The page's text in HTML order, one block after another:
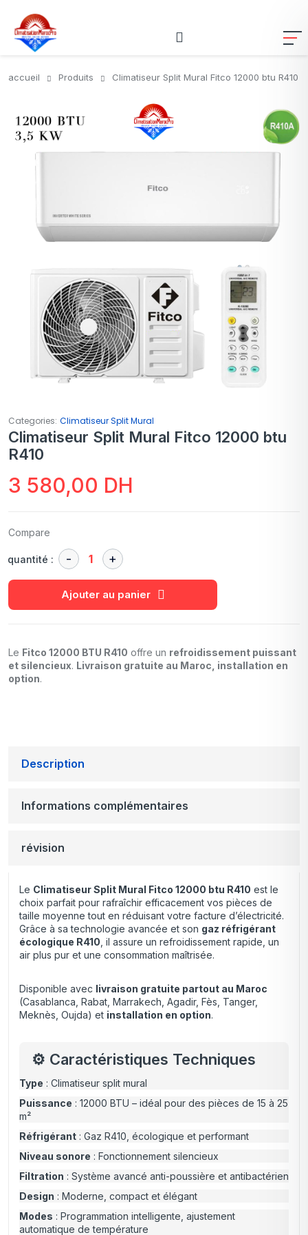
accueil Produits Climatiseur Split Mural Fitco 12000 btu R410
Categories: Climatiseur Split Mural
Climatiseur Split Mural Fitco 12000 btu
R410
3 580,00 DH
Compare
quantité :
Ajouter au panier
Le Fitco 12000 BTU R410 offre un refroidissement puissant
et silencieux. Livraison gratuite au Maroc, installation en
option.
Description
Informations complémentaires
révision
Le Climatiseur Split Mural Fitco 12000 btu R410 est le
choix parfait pour rafraîchir efficacement vos pièces de
taille moyenne tout en réduisant votre facture d’électricité.
Grâce à sa technologie avancée et son gaz réfrigérant
écologique R410 il assure un refroidissement rapide, un
air plus pur et une consommation maîtrisée.
Disponible avec livraison gratuite partout au Maroc
(Casablanca, Rabat, Marrakech, Agadir, Fès, Tanger,
Meknès, Oujda) et installation en option.
⚙️ Caractéristiques Techniques
Type : Climatiseur split mural
Puissance : 12000 BTU – idéal pour des pièces de 15 à 25
m²
Réfrigérant : Gaz R410, écologique et performant
Niveau sonore : Fonctionnement silencieux
Filtration : Système avancé anti-poussière et antibactérien
Design : Moderne, compact et élégant
Modes : Programmation intelligente, ajustement
automatique de température